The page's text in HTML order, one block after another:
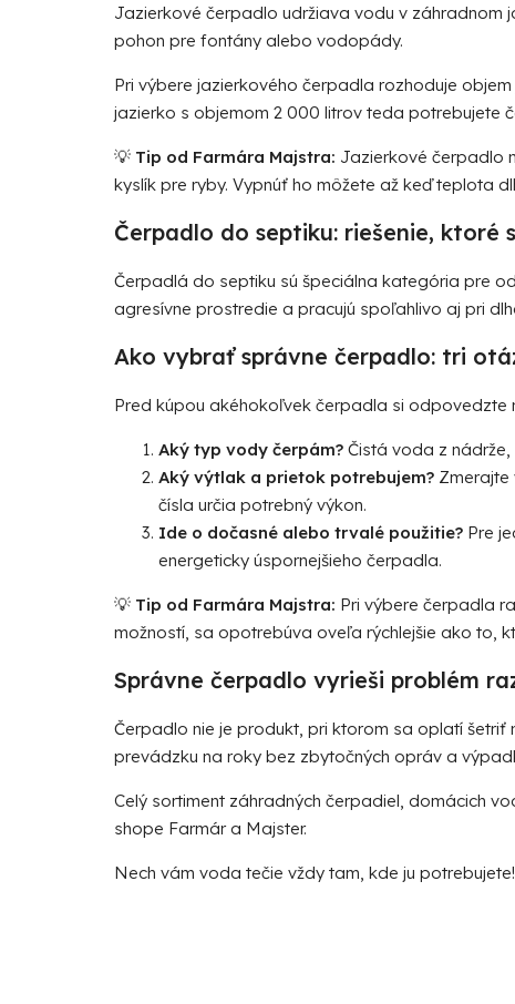
Jazierkové čerpadlo udržiava vodu v záhradnom
pohon pre fontány alebo vodopády.
Pri výbere jazierkového čerpadla rozhoduje
jazierko s objemom 2 000 litrov teda potrebujete
💡 Tip od Farmára Majstra: Jazierkové čerpadlo
kyslík pre ryby. Vypnúť ho môžete až keď teplota
Čerpadlo do septiku: riešenie, ktoré
Čerpadlá do septiku sú špeciálna kategória pre
agresívne prostredie a pracujú spoľahlivo aj pri
Ako vybrať správne čerpadlo: tri
Pred kúpou akéhokoľvek čerpadla si odpovedzte
Aký typ vody čerpám? Čistá voda z
Aký výtlak a prietok potrebujem?
čísla určia potrebný výkon.
Ide o dočasné alebo trvalé použitie? Pre
energeticky úspornejšieho čerpadla.
💡 Tip od Farmára Majstra: Pri výbere čerpadla
možností, sa opotrebúva oveľa rýchlejšie ako to,
Správne čerpadlo vyrieši problém
Čerpadlo nie je produkt, pri ktorom sa oplatí
prevádzku na roky bez zbytočných opráv a
Celý sortiment záhradných čerpadiel domácich
shope Farmár a Majster.
Nech vám voda tečie vždy tam, kde ju potrebujete!